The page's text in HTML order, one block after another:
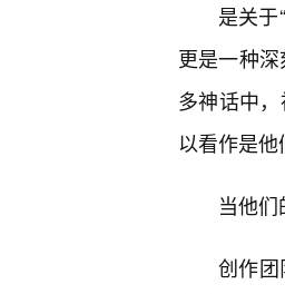
是关于
更是一种
多神话中
以看作是他
当他们
创作团